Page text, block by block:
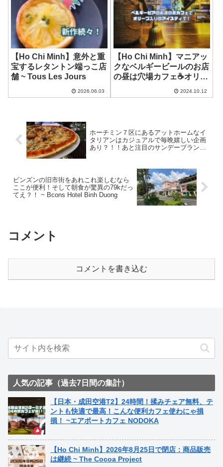
【Ho Chi Minh】意外と重
宝するレタントン端っこ店
舗 ~ Tous Les Jours
2026.06.03
【Ho Chi Minh】マニアッ
クなベルギービールのお店
の昼は穴場カフェ☕️オリー
~ LAGOM CAFE
2024.10.12
ホーチミン７区にあるアットホームなイ
タリアンはカジュアルで毎晩嬉しい企画
あり？！！あと注目のサンデーブランチ
ビンズンの旧市街をあれこれ楽しむなら
ここが便利！そして朝食が驚異の79kだっ
てえ？！ ~ Bcons Hotel Binh Duong
コメント
コメントを書き込む
人気の記事（過去7日間の集計）
【日本・成田空港T2】24時間！揉みチェア無料、テ
ントも快適で最高！こんな便利カフェ使わにゃ損
損！ ~エアポートカフェ NODOKA
【Ho Chi Minh】2026年8月25日で閉店：商品販売
は継続 ~ The Cocoa Project